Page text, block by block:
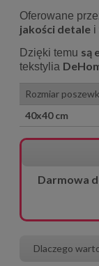
Oferowane
jakości detale i
Dzięki temu są
tekstylia
Rozmiar
40x40 cm
Darmowa
Dlaczego